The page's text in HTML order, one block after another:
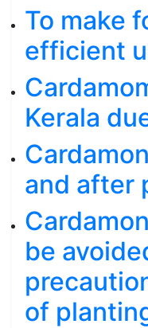
To make
efficient
Kerala
and after
be
of